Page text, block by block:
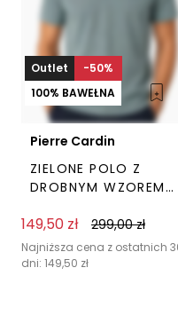
Outlet
-50%
100% BAWEŁNA
Pierre Cardin
ZIELONE POLO Z
DROBNYM WZOREM
149,50 zł 299,00zł
Najniższa cena z ostatnich
dni: 149,50 zł